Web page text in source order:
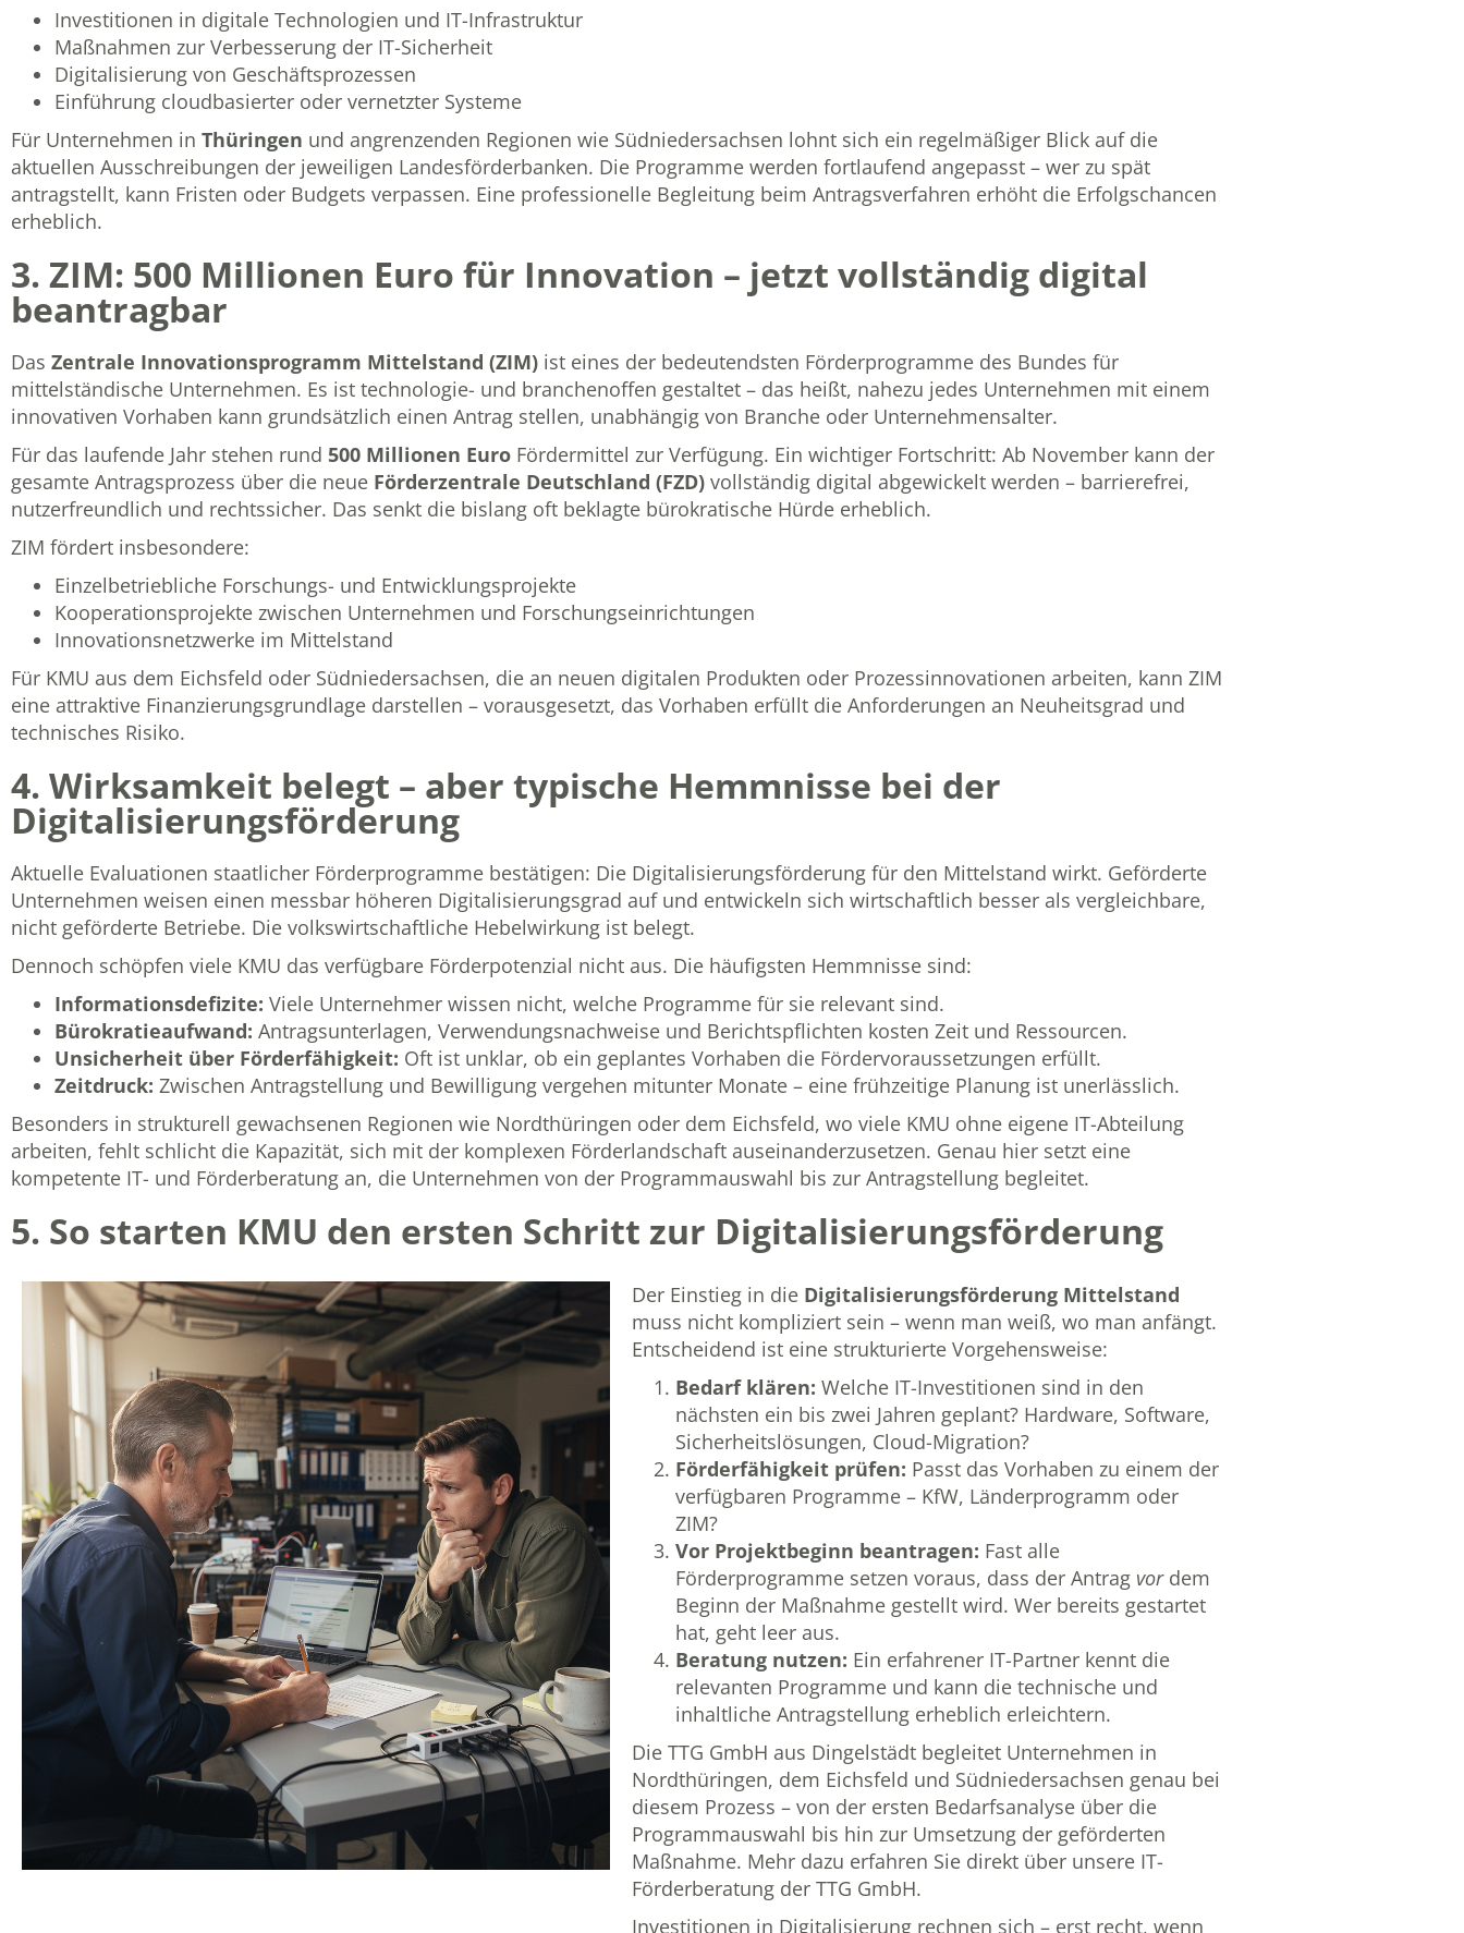
Investitionen in digitale Technologien und IT-Infrastruktur
Maßnahmen zur Verbesserung der IT-Sicherheit
Digitalisierung von Geschäftsprozessen
Einführung cloudbasierter oder vernetzter Systeme
Für Unternehmen in Thüringen und angrenzenden Regionen wie Südniedersachsen lohnt sich ein regelmäßiger Blick auf die
aktuellen Ausschreibungen der jeweiligen Landesförderbanken. Die Programme werden fortlaufend angepasst – wer zu spät
antragstellt, kann Fristen oder Budgets verpassen. Eine professionelle Begleitung beim Antragsverfahren erhöht die Erfolgschancen
erheblich.
3. ZIM: 500 Millionen Euro für Innovation – jetzt vollständig digital
beantragbar
Das Zentrale Innovationsprogramm Mittelstand (ZIM) ist eines der bedeutendsten Förderprogramme des Bundes für
mittelständische Unternehmen. Es ist technologie- und branchenoffen gestaltet – das heißt, nahezu jedes Unternehmen mit einem
innovativen Vorhaben kann grundsätzlich einen Antrag stellen, unabhängig von Branche oder Unternehmensalter.
Für das laufende Jahr stehen rund 500 Millionen Euro Fördermittel zur Verfügung. Ein wichtiger Fortschritt: Ab November kann der
gesamte Antragsprozess über die neue Förderzentrale Deutschland (FZD) vollständig digital abgewickelt werden – barrierefrei,
nutzerfreundlich und rechtssicher. Das senkt die bislang oft beklagte bürokratische Hürde erheblich.
ZIM fördert insbesondere:
Einzelbetriebliche Forschungs- und Entwicklungsprojekte
Kooperationsprojekte zwischen Unternehmen und Forschungseinrichtungen
Innovationsnetzwerke im Mittelstand
Für KMU aus dem Eichsfeld oder Südniedersachsen, die an neuen digitalen Produkten oder Prozessinnovationen arbeiten, kann ZIM
eine attraktive Finanzierungsgrundlage darstellen – vorausgesetzt, das Vorhaben erfüllt die Anforderungen an Neuheitsgrad und
technisches Risiko.
4. Wirksamkeit belegt – aber typische Hemmnisse bei der
Digitalisierungsförderung
Aktuelle Evaluationen staatlicher Förderprogramme bestätigen: Die Digitalisierungsförderung für den Mittelstand wirkt. Geförderte
Unternehmen weisen einen messbar höheren Digitalisierungsgrad auf und entwickeln sich wirtschaftlich besser als vergleichbare,
nicht geförderte Betriebe. Die volkswirtschaftliche Hebelwirkung ist belegt.
Dennoch schöpfen viele KMU das verfügbare Förderpotenzial nicht aus. Die häufigsten Hemmnisse sind:
Informationsdefizite: Viele Unternehmer wissen nicht, welche Programme für sie relevant sind.
Bürokratieaufwand: Antragsunterlagen, Verwendungsnachweise und Berichtspflichten kosten Zeit und Ressourcen.
Unsicherheit über Förderfähigkeit: Oft ist unklar, ob ein geplantes Vorhaben die Fördervoraussetzungen erfüllt.
Zeitdruck: Zwischen Antragstellung und Bewilligung vergehen mitunter Monate – eine frühzeitige Planung ist unerlässlich.
Besonders in strukturell gewachsenen Regionen wie Nordthüringen oder dem Eichsfeld, wo viele KMU ohne eigene IT-Abteilung
arbeiten, fehlt schlicht die Kapazität, sich mit der komplexen Förderlandschaft auseinanderzusetzen. Genau hier setzt eine
kompetente IT- und Förderberatung an, die Unternehmen von der Programmauswahl bis zur Antragstellung begleitet.
5. So starten KMU den ersten Schritt zur Digitalisierungsförderung
Der Einstieg in die Digitalisierungsförderung Mittelstand
muss nicht kompliziert sein – wenn man weiß, wo man anfängt.
Entscheidend ist eine strukturierte Vorgehensweise:
Bedarf klären: Welche IT-Investitionen sind in den
nächsten ein bis zwei Jahren geplant? Hardware, Software,
Sicherheitslösungen, Cloud-Migration?
Förderfähigkeit prüfen: Passt das Vorhaben zu einem der
verfügbaren Programme – KfW, Länderprogramm oder
ZIM?
Vor Projektbeginn beantragen: Fast alle
Förderprogramme setzen voraus, dass der Antrag vordem
Beginn der Maßnahme gestellt wird. Wer bereits gestartet
hat, geht leer aus.
Beratung nutzen: Ein erfahrener IT-Partner kennt die
relevanten Programme und kann die technische und
inhaltliche Antragstellung erheblich erleichtern.
Die TTG GmbH aus Dingelstädt begleitet Unternehmen in
Nordthüringen, dem Eichsfeld und Südniedersachsen genau bei
diesem Prozess – von der ersten Bedarfsanalyse über die
Programmauswahl bis hin zur Umsetzung der geförderten
Maßnahme. Mehr dazu erfahren Sie direkt über unsere IT-
Förderberatung der TTG GmbH.
Investitionen in Digitalisierung rechnen sich – erst recht, wenn